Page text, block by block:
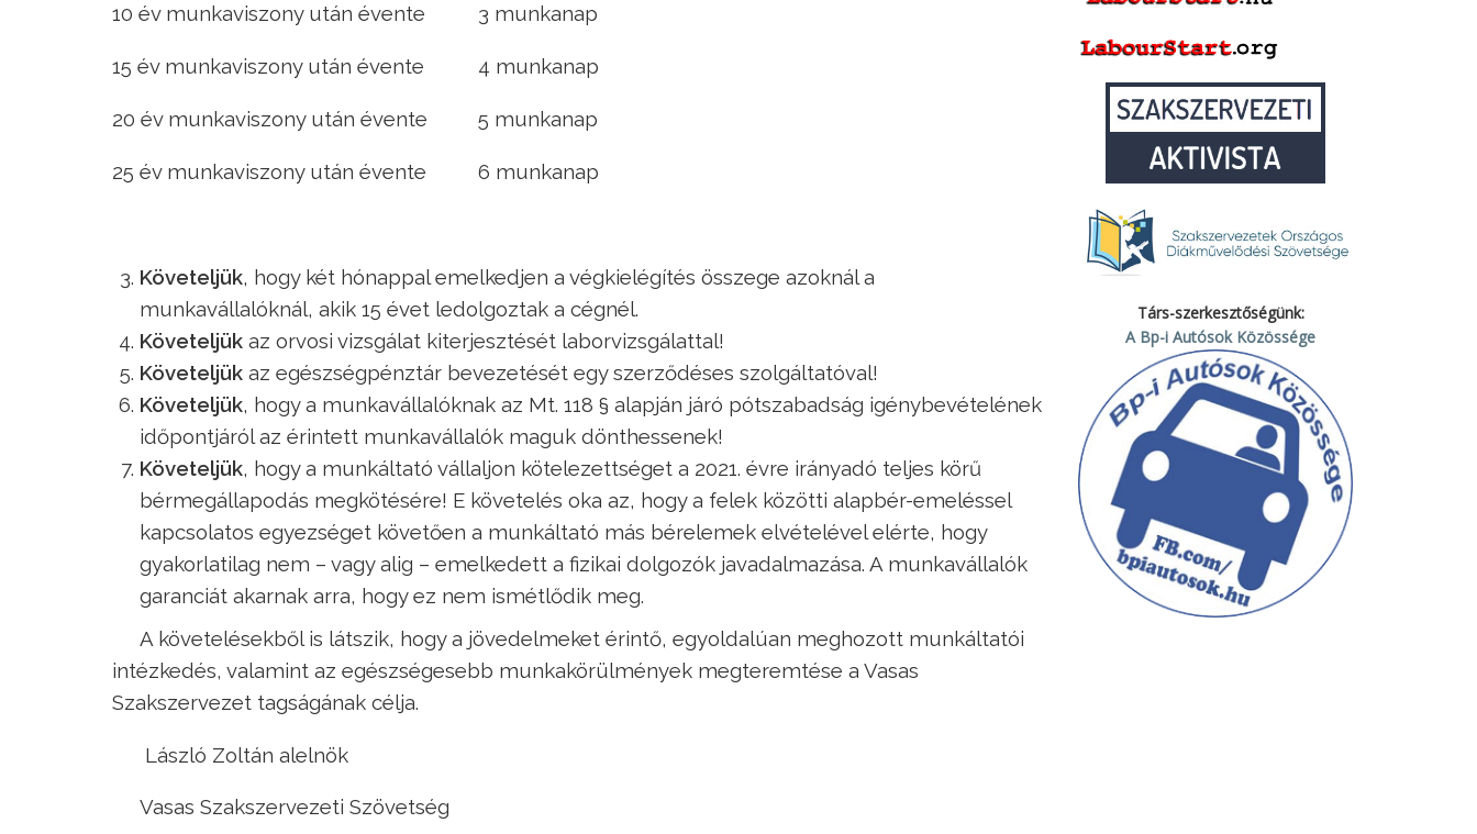
10 év munkaviszony után évente 3 munkanap
15 év munkaviszony után évente 4 munkanap
20 év munkaviszony után évente 5 munkanap
25 év munkaviszony után évente 6 munkanap
Követeljük, hogy két hónappal emelkedjen a végkielégítés összege azoknál a
munkavállalóknál, akik 15 évet ledolgoztak a cégnél.
Követeljük az orvosi vizsgálat kiterjesztését laborvizsgálattal!
Követeljük az egészségpénztár bevezetését egy szerződéses szolgáltatóval!
Követeljük, hogy a munkavállalóknak az Mt. 118 § alapján járó pótszabadság igénybevételének
időpontjáról az érintett munkavállalók maguk dönthessenek!
Követeljük, hogy a munkáltató vállaljon kötelezettséget a 2021. évre irányadó teljes körű
bérmegállapodás megkötésére! E követelés oka az, hogy a felek közötti alapbér-emeléssel
kapcsolatos egyezséget követően a munkáltató más bérelemek elvételével elérte, hogy
gyakorlatilag nem – vagy alig – emelkedett a fizikai dolgozók javadalmazása. A munkavállalók
garanciát akarnak arra, hogy ez nem ismétlődik meg.
A követelésekből is látszik, hogy a jövedelmeket érintő, egyoldalúan meghozott munkáltatói
intézkedés, valamint az egészségesebb munkakörülmények megteremtése a Vasas
Szakszervezet tagságának célja.
László Zoltán alelnök
Vasas Szakszervezeti Szövetség
Társ-szerkesztőségünk:
A Bp-i Autósok Közössége